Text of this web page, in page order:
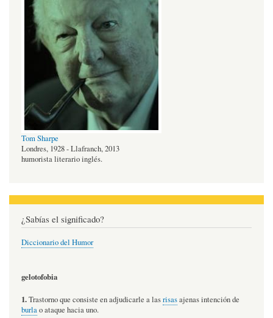
Tom Sharpe
Londres, 1928 - Llafranch, 2013
humorista literario inglés.
¿Sabías el significado?
Diccionario del Humor
gelotofobia
1.Trastorno que consiste en adjudicarle a lasrisasajenas intención de
burlao ataque hacia uno.